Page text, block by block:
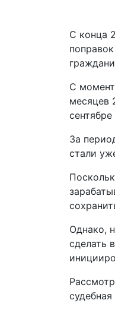
С конца
С
месяцев
За
стали
Однако,
сделать